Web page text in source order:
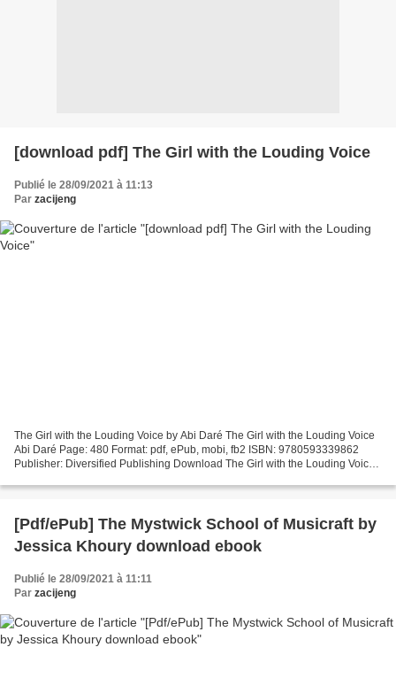
[download pdf] The Girl with the Louding Voice
Publié le 28/09/2021 à 11:13
Par zacijeng
The Girl with the Louding Voice by Abi Daré The Girl with the Louding Voice
Abi Daré Page: 480 Format: pdf, ePub, mobi, fb2 ISBN: 9780593339862
Publisher: Diversified Publishing Download The Girl with the Louding Voice
[Pdf/ePub] The Mystwick School of Musicraft by
Jessica Khoury download ebook
Publié le 28/09/2021 à 11:11
Par zacijeng